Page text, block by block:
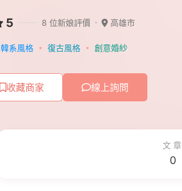
5 8 位新娘評價 高雄市
韓系風格 復古風格 創意婚紗
收藏商家 線上詢問
文章
0